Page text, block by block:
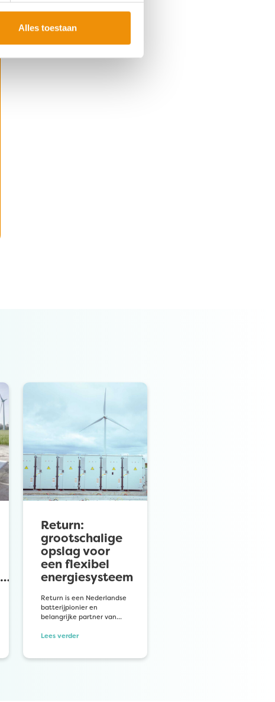
Alles toestaan
Return:
grootschalige
opslag voor
een flexibel
energiesysteem
Return is een Nederlandse
batterijpionier en
belangrijke partner van…
Lees verder